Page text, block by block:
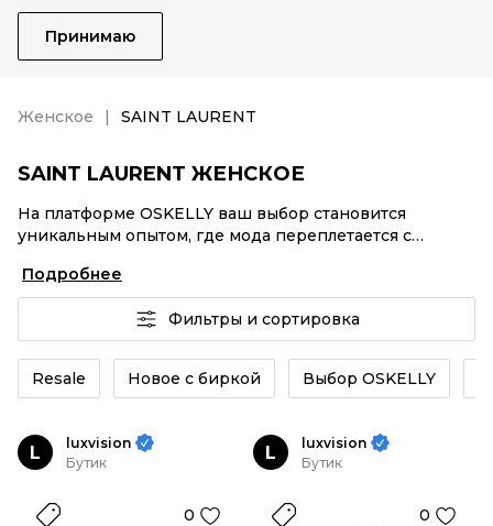
Принимаю
Женское SAINT LAURENT
SAINT LAURENT ЖЕНСКОЕ
На платформе OSKELLY ваш выбор становится
уникальным опытом, где мода переплетается с
аутентификация каждого заказа – SAINT LAURENT
Женское от селлеров OSKELLY с быстрой доставкой
по России. Ваш стиль не ждет, и мы тоже! Винтажные
изделия или SAINT LAURENT Женское из новых
коллекций – заказывайте на сайте или в приложении
OSKELLY с целой экосистемой инструментов.
Подробнее
Фильтры и сортировка
Resale Новое с биркой Выбор OSKELLY
L
luxvision
Бутик
0
L
luxvision
Бутик
0